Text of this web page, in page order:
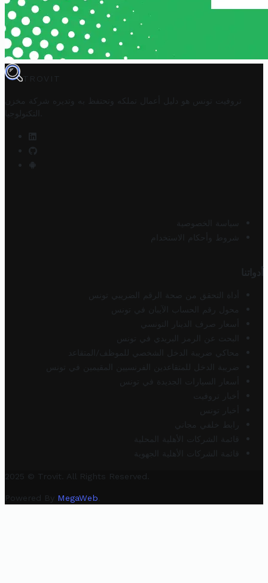
TROVIT
تروفيت تونس هو دليل أعمال تملكه وتحتفظ به وتديره
شركة مخزن
التكنولوجيا
سياسة الخصوصية
شروط وأحكام الاستخدام
أدواتنا
أداة التحقق من صحة الرقم الضريبي تونس
محول رقم الحساب الآيبان في تونس
أسعار صرف الدينار التونسي
البحث عن الرمز البريدي في تونس
محاكي ضريبة الدخل الشخصي للموظف/المتقاعد
ضريبة الدخل للمتقاعدين الفرنسيين المقيمين في تونس
أسعار السيارات الجديدة في تونس
أخبار تروفيت
أخبار تونس
رابط خلفي مجاني
قائمة الشركات الأهلية المحلية
قائمة الشركات الأهلية الجهوية
2025 © Trovit. All Rights Reserved.
Powered By MegaWeb